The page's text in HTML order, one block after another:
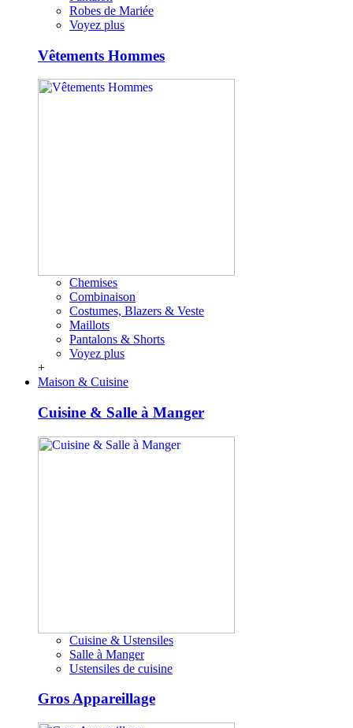
Robes de Mariée
Voyez plus
Vêtements Hommes
Chemises
Combinaison
Costumes, Blazers & Veste
Maillots
Pantalons & Shorts
Voyez plus
+
Maison & Cuisine
Cuisine & Salle à Manger
Cuisine & Ustensiles
Salle à Manger
Ustensiles de cuisine
Gros Appareillage